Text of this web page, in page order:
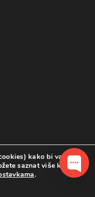
pridržana.
kako bi vam
saznat više koje
.